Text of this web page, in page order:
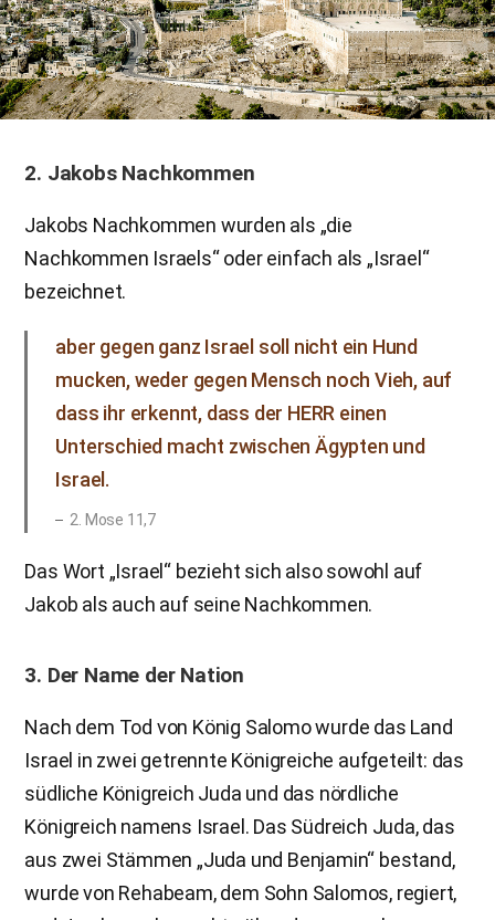
2. Jakobs Nachkommen
Jakobs Nachkommen wurden als „die
Nachkommen Israels“ oder einfach als „Israel“
bezeichnet.
aber gegen ganz Israel soll nicht ein Hund
mucken, weder gegen Mensch noch Vieh, auf
dass ihr erkennt, dass der HERR einen
Unterschied macht zwischen Ägypten und
Israel.
2. Mose 11,7
Das Wort „Israel“ bezieht sich also sowohl auf
Jakob als auch auf seine Nachkommen.
3. Der Name der Nation
Nach dem Tod von König Salomo wurde das Land
Israel in zwei getrennte Königreiche aufgeteilt: das
südliche Königreich Juda und das nördliche
Königreich namens Israel. Das Südreich Juda, das
aus zwei Stämmen „Juda und Benjamin“ bestand,
wurde von Rehabeam, dem Sohn Salomos, regiert,